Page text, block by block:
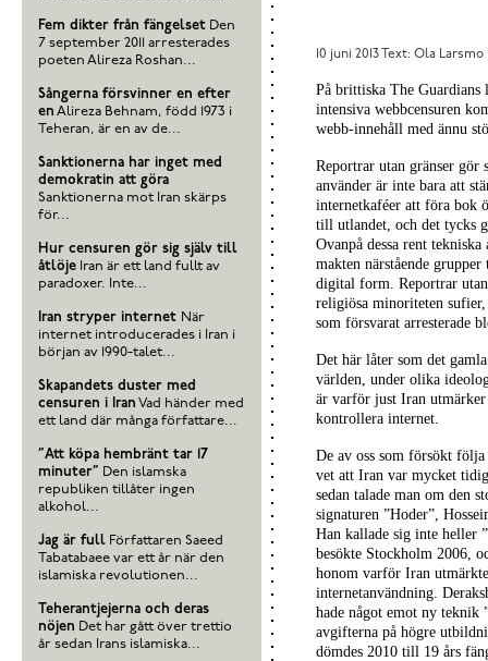
10 juni 2013 Text: Ola
På brittiska The Guardians
intensiva webbcensuren
webb-innehåll med ännu
Reportrar utan gränser gör
använder är inte bara att
internetkaféer att föra bok
till utlandet, och det tycks
Ovanpå dessa rent
makten närstående
digital form. Reportrar
religiösa minoriteten
som försvarat arresterade
Det här låter som det
världen, under olika
är varför just Iran utmärker
kontrollera internet.
De av oss som försökt
vet att Iran var mycket
sedan talade man om den
signaturen ”Hoder”,
Han kallade sig inte heller
besökte Stockholm 2006,
honom varför Iran
internetanvändning.
hade något emot ny teknik
avgifterna på högre
dömdes 2010 till 19 års
Fem dikter från fängelset Den
7 september 2011 arresterades
poeten Alireza Roshan...
Sångerna försvinner en efter
en Alireza Behnam, född 1973 i
Teheran, är en av de...
Sanktionerna har inget med
demokratin att göra
Sanktionerna mot Iran skärps
för...
Hur censuren gör sig själv till
åtlöje Iran är ett land fullt av
paradoxer. Inte...
Iran stryper internet När
internet introducerades i Iran i
början av 1990-talet...
Skapandets duster med
censuren i Iran Vad händer med
ett land där många författare...
”Att köpa hembränt tar 17
minuter” Den islamska
republiken tillåter ingen
alkohol...
Jag är full Författaren Saeed
Tabatabaee var ett år när den
islamiska revolutionen...
Teherantjejerna och deras
nöjen Det har gått över trettio
år sedan Irans islamiska...